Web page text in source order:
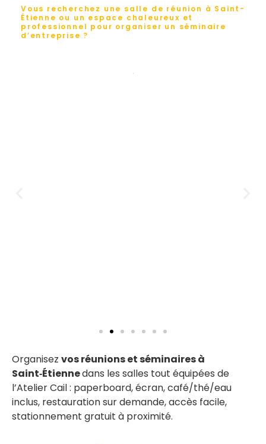
Vous recherchez une salle de réunion à Saint-
Étienne ou un espace chaleureux et
professionnel pour organiser un séminaire
d’entreprise ?
Organisez vos réunions et séminaires à
Saint‑Étiennedans les salles tout équipées de
l’Atelier Cail : paperboard, écran, café/thé/eau
inclus, restauration sur demande, accès facile,
stationnement gratuit à proximité.